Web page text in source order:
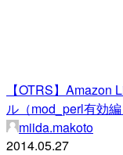
【OTRS】Amazon
ル（mod_perl有効編
miida.makoto
2014.05.27